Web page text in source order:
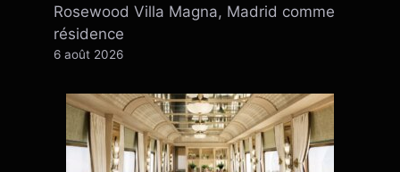
Rosewood Villa Magna, Madrid comme
résidence
6 août 2026